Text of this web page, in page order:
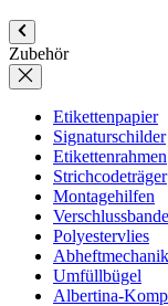
Zubehör
Etikettenpapier
Signaturschilder
Etikettenrahmen
Strichcodeträger
Montagehilfen
Polyestervlies
Abheftmechanik
Umfüllbügel
Albertina-